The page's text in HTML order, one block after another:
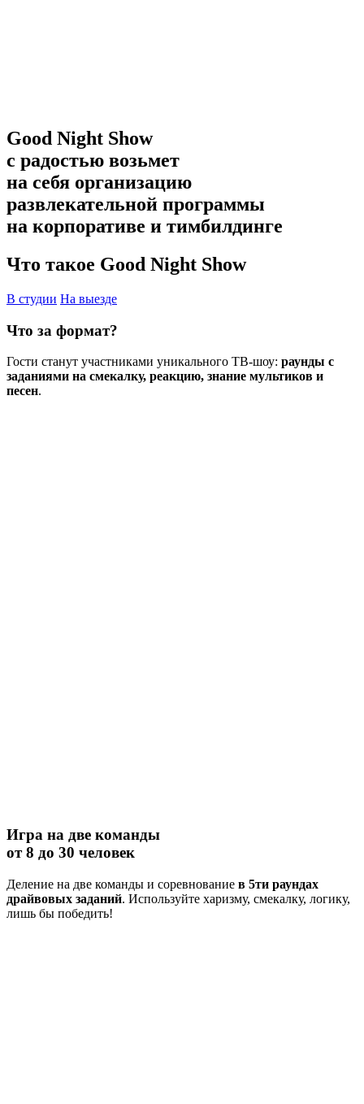
Good Night Show
с радостью возьмет
на себя организацию
развлекательной программы
на корпоративе и тимбилдинге
Что такое Good Night Show
В студии На выезде
Что за формат?
Гости станут участниками уникального ТВ-шоу: раунды с
заданиями на смекалку, реакцию, знание мультиков и
песен.
Игра на две команды
от 8 до 30 человек
Деление на две команды и соревнование в 5ти раундах
драйвовых заданий. Используйте харизму, смекалку, логику,
лишь бы победить!